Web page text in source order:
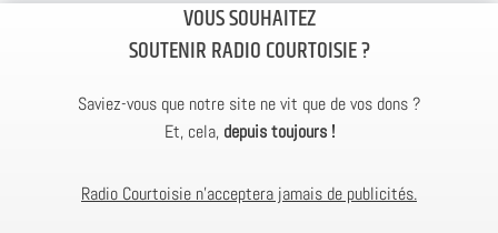
VOUS SOUHAITEZ
SOUTENIR RADIO COURTOISIE ?
Saviez-vous que notre site ne vit que de vos dons ?
Et, cela, depuis toujours !
Radio Courtoisie n’acceptera jamais de publicités.